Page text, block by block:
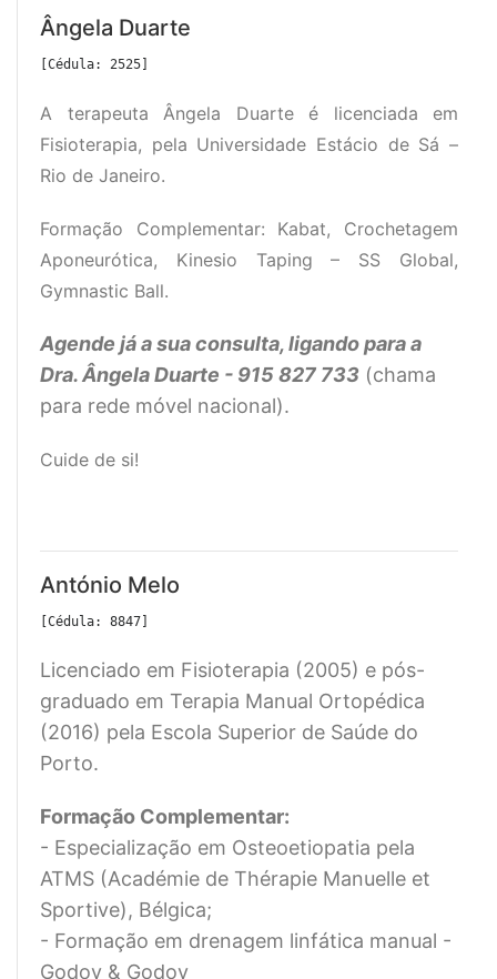
Ângela Duarte
[Cédula: 2525]
A terapeuta Ângela Duarte é licenciada em
Fisioterapia, pela Universidade Estácio de Sá –
Rio de Janeiro.
Formação Complementar: Kabat, Crochetagem
Aponeurótica, Kinesio Taping – SS Global,
Gymnastic Ball.
Agende já a sua consulta, ligando para a
Dra. Ângela Duarte - 915 827 733 (chama
para rede móvel nacional).
Cuide de si!
António Melo
[Cédula: 8847]
Licenciado em Fisioterapia (2005) e pós-
graduado em Terapia Manual Ortopédica
(2016) pela Escola Superior de Saúde do
Porto.
Formação Complementar:
- Especialização em Osteoetiopatia pela
ATMS (Académie de Thérapie Manuelle et
Sportive), Bélgica;
- Formação em drenagem linfática manual -
Godoy & Godoy